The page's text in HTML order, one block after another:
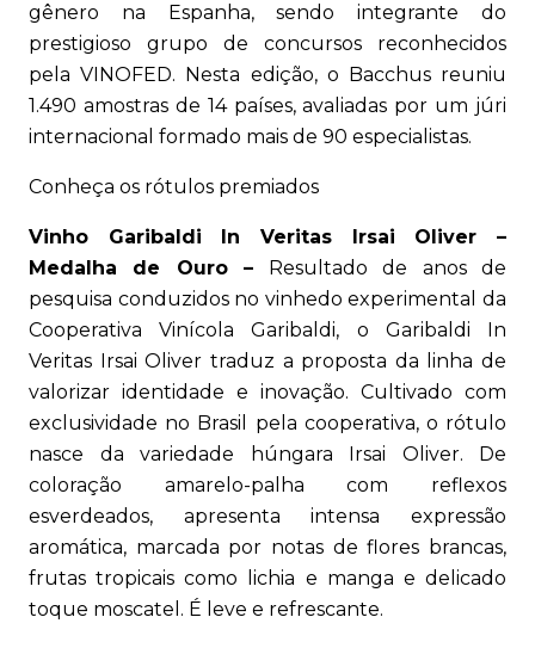
gênero na Espanha, sendo integrante do
prestigioso grupo de concursos reconhecidos
pela VINOFED. Nesta edição, o Bacchus reuniu
1.490 amostras de 14 países, avaliadas por um júri
internacional formado mais de 90 especialistas.
Conheça os rótulos premiados
Vinho Garibaldi In Veritas Irsai Oliver –
Medalha de Ouro – Resultado de anos de
pesquisa conduzidos no vinhedo experimental da
Cooperativa Vinícola Garibaldi, o Garibaldi In
Veritas Irsai Oliver traduz a proposta da linha de
valorizar identidade e inovação. Cultivado com
exclusividade no Brasil pela cooperativa, o rótulo
nasce da variedade húngara Irsai Oliver. De
coloração amarelo-palha com reflexos
esverdeados, apresenta intensa expressão
aromática, marcada por notas de flores brancas,
frutas tropicais como lichia e manga e delicado
toque moscatel. É leve e refrescante.